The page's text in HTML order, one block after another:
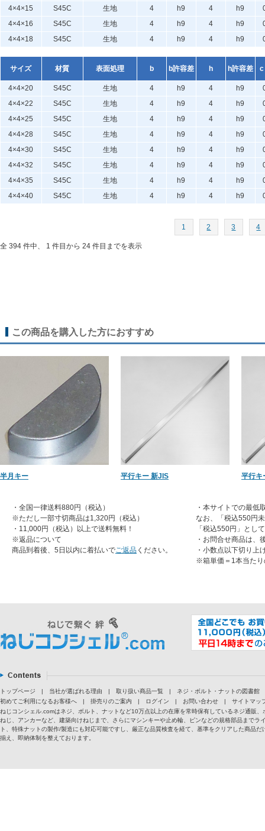
4×4×15 S45C 生地 4 h9 4 h9
4×4×16
S45C 生地 4 h9 4 h9
4×4×18
S45C 生地 4 h9 4 h9
サイズ 材質 表面処理 b b許容差 h h許容差 c
4×4×20 S45C 生地 4 h9 4 h9
4×4×22
S45C 生地 4 h9 4 h9
4×4×25
S45C 生地 4 h9 4 h9
4×4×28
S45C 生地 4 h9 4 h9
4×4×30
S45C 生地 4 h9 4 h9
4×4×32
S45C 生地 4 h9 4 h9
4×4×35
S45C 生地 4 h9 4 h9
4×4×40
S45C 生地 4 h9 4 h9
1 2 3 4
全 394 件中、 1 件目から 24 件目までを表示
この商品を購入した方におすすめ
半月キー 平行キー 新JIS 平行キ
・全国一律送料880円（税込）
※ただし一部寸切商品は1,320円（税込）
・11,000円（税込）以上で送料無料！
※返品について
商品到着後、5日以内に着払いでご返品 ください。
・本サイトでの最低
なお、「税込550円
「税込550円」とし
・お問合せ商品は、
・小数点以下切り上
※箱単価＝1本当たり
トップページ | 当社が選ばれる理由 | 取り扱い商品一覧 |
ネジ・ボルト・ナットの図書館
初めてご利用になるお客様へ
| 掛売りのご案内 | ログイン | お問い合わせ |
サイトマッ
ねじコンシェル.comはネジ、ボルト、ナットなど10万点以上の在庫を常時保有しているネジ通販
ねじ、アンカーなど、建築向けねじまで、さらにマシンキーや止め輪、ピンなどの規格部品まで
ト、特殊ナットの製作/製造にも対応可能ですし、厳正な品質検査を経て、基準をクリアした商品
揃え、即納体制を整えております。